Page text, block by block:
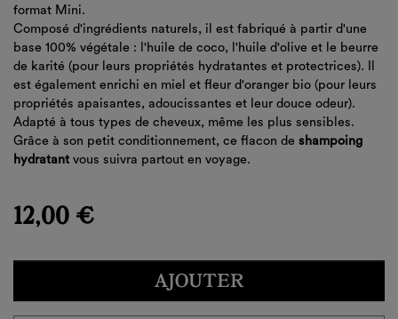
format Mini.
Composé d'ingrédients naturels, il est fabriqué à partir d'une
base 100% végétale : l'huile de coco, l'huile d'olive et le beurre
de karité (pour leurs propriétés hydratantes et protectrices). Il
est également enrichi en miel et fleur d'oranger bio (pour leurs
propriétés apaisantes, adoucissantes et leur douce odeur).
Adapté à tous types de cheveux, même les plus sensibles.
Grâce à son petit conditionnement, ce flacon de shampoing
hydratant vous suivra partout en voyage.
12,00 €
AJOUTER